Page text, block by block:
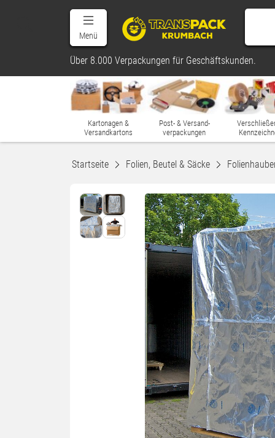
Menü
Über 8.000 Verpackungen für Geschäftskunden.
Kartonagen &
Versandkartons
Post- & Versand-
verpackungen
Startseite Folien, Beutel & Säcke